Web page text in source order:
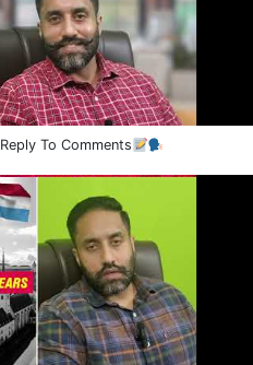
Reply To Comments